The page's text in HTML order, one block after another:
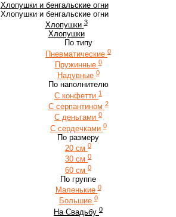
Хлопушки и бенгальские огни
Хлопушки и бенгальские огни
Хлопушки 3
Хлопушки
По типу
Пневматические 0
Пружинные 0
Надувные 0
По наполнителю
С конфетти 1
С серпантином 2
С деньгами 0
С сердечками 0
По размеру
20 см 0
30 см 0
60 см 0
По группе
Маленькие 0
Большие 0
На Свадьбу 0